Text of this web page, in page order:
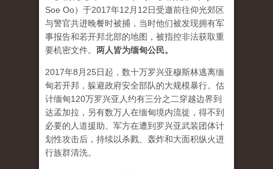
Soe Oo）于2017年12月12日受邀前往仰光郊区
与警官共进晚餐时被捕，当时他们被发现拥有军
事报告和若开邦北部的地图，被指控非法获取重
要机密文件。 两人皆为缅甸公民。
2017年8月25日起，数十万罗兴亚穆斯林逃离缅
甸若开邦，躲避政府安全部队的大规模暴行。估
计缅甸120万罗兴亚人约有三分之二穿越边界到
达孟加拉，另有数万人在缅甸境内流徙，得不到
必要的人道援助。军方在遭到罗兴亚武装团体计
划性攻击后，持续以杀戮、轰炸和大面积纵火进
行族群清洗。